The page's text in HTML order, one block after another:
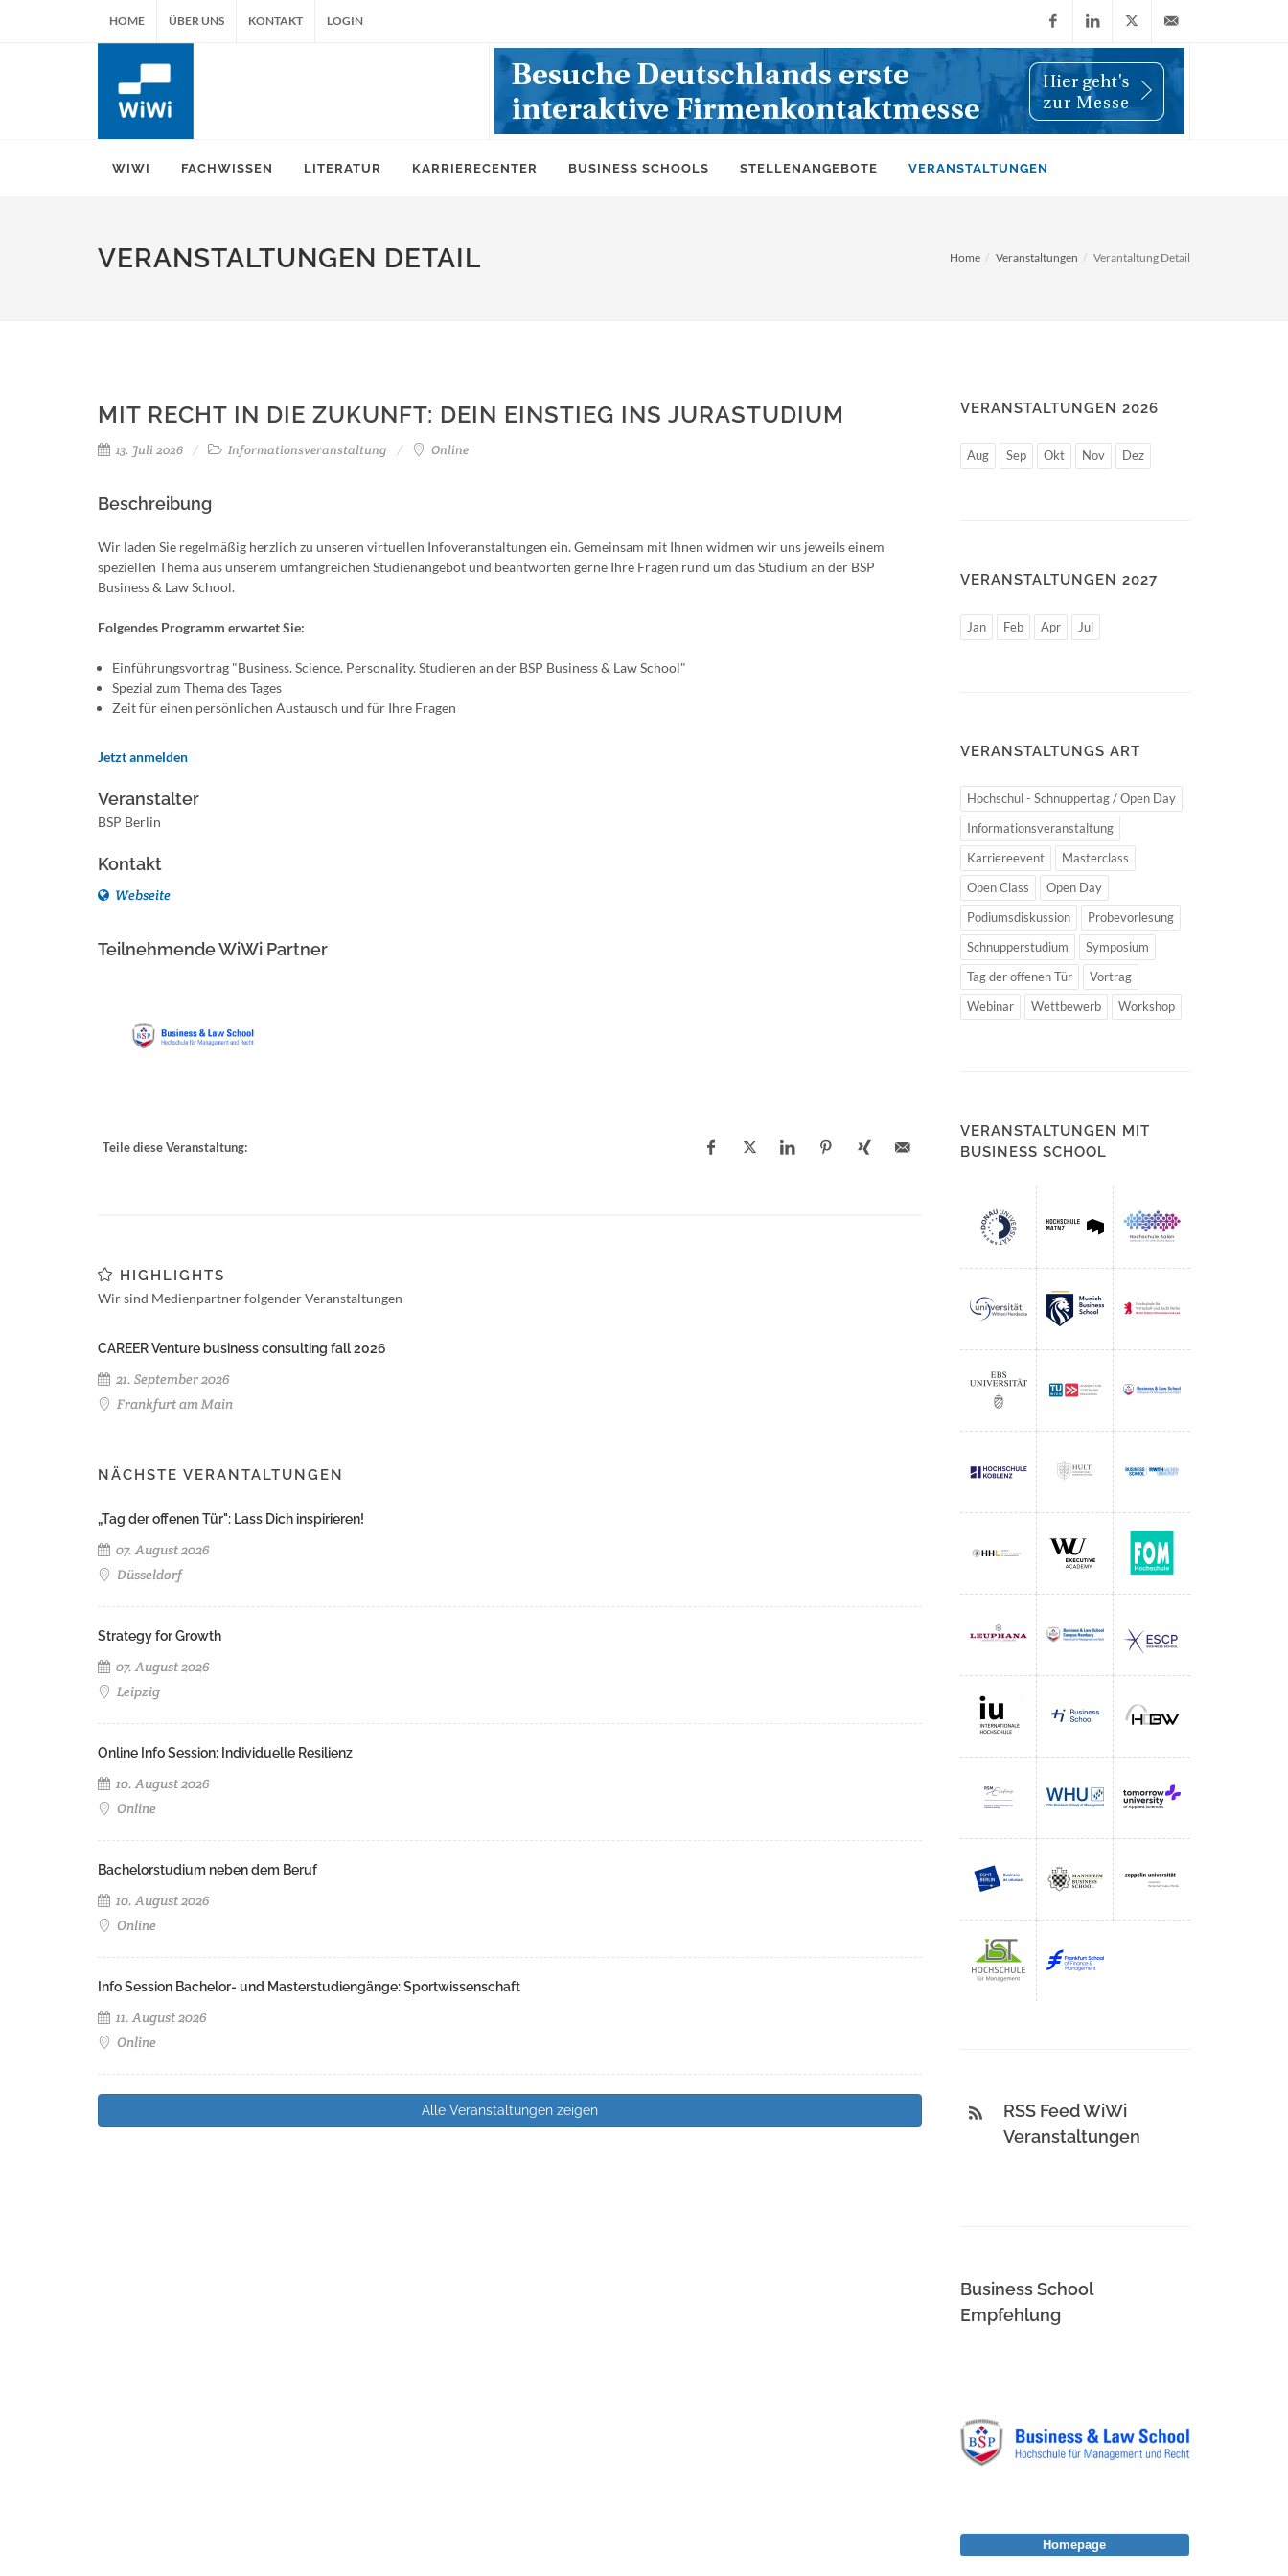
HOME ÜBER UNS KONTAKT LOGIN
FacebookLinkedIn
X
(Twitter)
info@wiwi-
WIWI FACHWISSEN LITERATUR KARRIERECENTER BUSINESS SCHOOLS STELLENANGEBOTE VERANSTALTUNGEN
VERANSTALTUNGEN DETAIL Home Veranstaltungen Verantaltung Detail
MIT RECHT IN DIE ZUKUNFT: DEIN EINSTIEG INS JURASTUDIUM
13. Juli 2026 Informationsveranstaltung Online
Beschreibung
Wir laden Sie regelmäßig herzlich zu unseren virtuellen Infoveranstaltungen ein. Gemeinsam mit Ihnen widmen wir uns jeweils einem
speziellen Thema aus unserem umfangreichen Studienangebot und beantworten gerne Ihre Fragen rund um das Studium an der BSP
Business & Law School.
Folgendes Programm erwartet Sie:
Einführungsvortrag "Business. Science. Personality. Studieren an der BSP Business & Law School"
Spezial zum Thema des Tages
Zeit für einen persönlichen Austausch und für Ihre Fragen
Jetzt anmelden
Veranstalter
BSP Berlin
Kontakt
Webseite
Teilnehmende WiWi Partner
Teile diese Veranstaltung:
HIGHLIGHTS
Wir sind Medienpartner folgender Veranstaltungen
CAREER Venture business consulting fall 2026
21. September 2026
Frankfurt am Main
NÄCHSTE VERANTALTUNGEN
„Tag der offenen Tür": Lass Dich inspirieren!
07. August 2026
Düsseldorf
Strategy for Growth
07. August 2026
Leipzig
Online Info Session: Individuelle Resilienz
10. August 2026
Online
Bachelorstudium neben dem Beruf
10. August 2026
Online
Info Session Bachelor- und Masterstudiengänge: Sportwissenschaft
11. August 2026
Online
Alle Veranstaltungen zeigen
VERANSTALTUNGEN 2026
Aug Sep Okt Nov Dez
VERANSTALTUNGEN 2027
Jan Feb Apr Jul
VERANSTALTUNGS ART
Hochschul - Schnuppertag / Open Day
Informationsveranstaltung
Karriereevent
Masterclass
Open Class
Open Day
Podiumsdiskussion
Probevorlesung
Schnupperstudium
Symposium
Tag der offenen Tür
Vortrag
Webinar
Wettbewerb Workshop
VERANSTALTUNGEN MIT
BUSINESS SCHOOL
RSS Feed WiWi
Veranstaltungen
Business School
Empfehlung
Homepage